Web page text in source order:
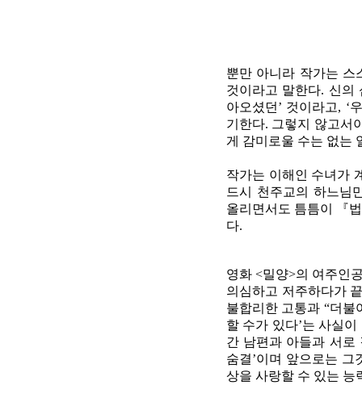
뿐만 아니라 작가는 스
것이라고 말한다. 신의
아오셨던’ 것이라고, ‘
기한다. 그렇지 않고서
게 감미로울 수는 없는
작가는 이해인 수녀가
드시 천주교의 하느님
올리면서도 틈틈이 『
다.
영화 <밀양>의 여주인
의심하고 저주하다가
불합리한 고통과 “더불
할 수가 있다’는 사실
간 남편과 아들과 서로
숨결’이며 앞으로는 그
상을 사랑할 수 있는 능